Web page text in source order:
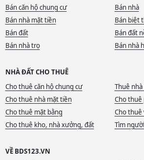
Bán căn hộ chung cư
Bán nhà
Bán nhà mặt tiền
Bán biệt
Bán đất
Bán đất
Bán nhà trọ
Bán nhà
NHÀ ĐẤT CHO THUÊ
Cho thuê căn hộ chung cư
Thuê
Cho thuê nhà mặt tiền
Cho
Cho thuê mặt bằng
Cho thuê
Cho thuê kho, nhà xưởng, đất
Tìm
VỀ BDS123.VN